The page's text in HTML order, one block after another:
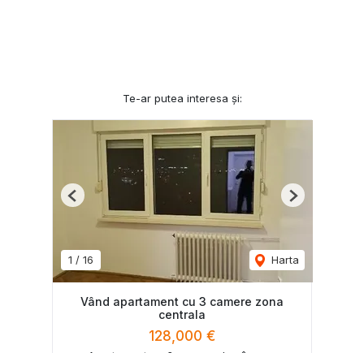
Te-ar putea interesa și:
1 / 16 Harta
Previous Next
Vând apartament cu 3 camere zona
centrala
128,000 €